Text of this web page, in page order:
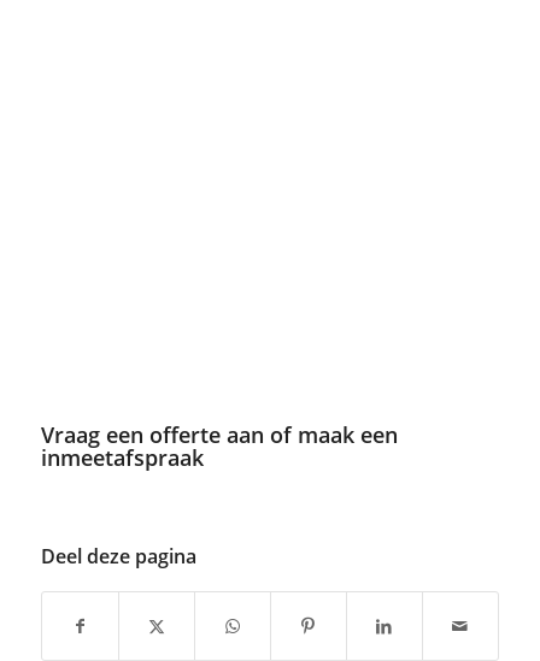
Vraag een offerte aan of maak een
inmeetafspraak
Deel deze pagina